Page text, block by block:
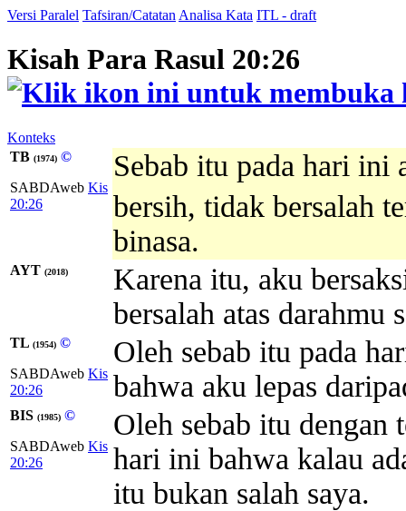
Versi Paralel Tafsiran/Catatan Analisa Kata ITL - draft
Kisah Para Rasul 20:26
Konteks
TB (1974) ©
SABDAweb Kis
20:26
Sebab itu pada hari ini
bersih, tidak bersalah
binasa.
AYT (2018)
Karena itu, aku
bersalah atas darahmu
TL (1954) ©
SABDAweb Kis
20:26
Oleh sebab itu pada
bahwa aku lepas
BIS (1985) ©
SABDAweb Kis
20:26
Oleh sebab itu dengan
hari ini bahwa kalau
itu bukan salah saya.